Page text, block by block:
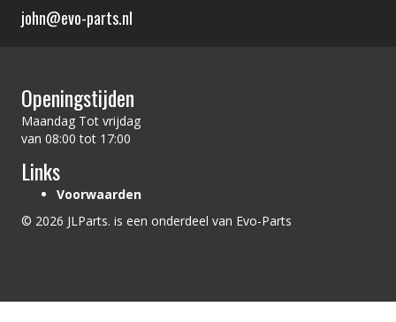
john@evo-parts.nl
Openingstijden
Maandag Tot vrijdag
van 08:00 tot 17:00
Links
Voorwaarden
© 2026 JLParts. is een onderdeel van Evo-Parts